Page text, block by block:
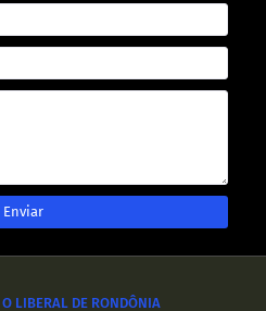
O LIBERAL DE RONDÔNIA